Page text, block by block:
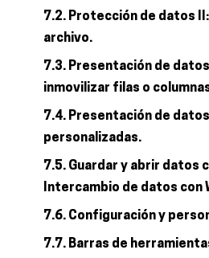
7.2. Protección de datos
archivo.
7.3. Presentación de
inmovilizar filas o
7.4. Presentación de
personalizadas.
7.5. Guardar y abrir datos
Intercambio de datos con
7.6. Configuración y
7.7. Barras de